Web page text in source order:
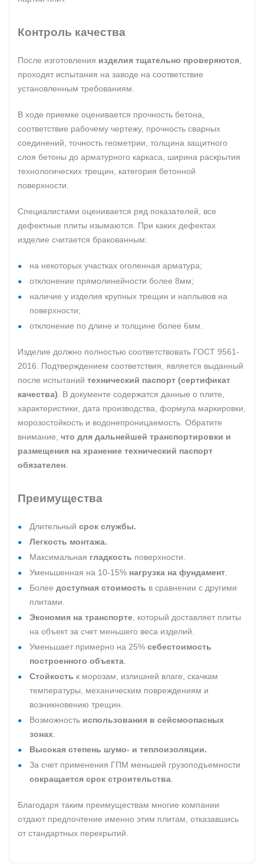
Контроль качества
После изготовления изделия тщательно проверяются
проходят испытания на заводе на соответствие
установленным требованиям.
В ходе приемке оценивается прочность бетона,
соответствие рабочему чертежу, прочность сварных
соединений, точность геометрии, толщина защитного
слоя бетоны до арматурного каркаса, ширина раскрытия
технологических трещин, категория бетонной
поверхности.
Специалистами оценивается ряд показателей, все
дефектные плиты изымаются. При каких дефектах
изделие считается бракованным:
на некоторых участках оголенная арматура;
отклонение прямолинейности более 8мм;
наличие у изделия крупных трещин и наплывов на
поверхности;
отклонение по длине и толщине более 6мм.
Изделие должно полностью соответствовать ГОСТ 9561-
2016. Подтверждением соответствия, является выданный
после испытаний технический паспорт (сертификат
качества) . В документе содержатся данные о плите,
характеристики, дата производства, формула маркировки,
морозостойкость и водонепроницаемость. Обратите
внимание, что для дальнейшей транспортировки и
размещения на хранение технический паспорт
обязателен
Преимущества
Длительный срок службы.
Легкость монтажа.
Максимальная гладкость поверхности.
Уменьшенная на 10-15% нагрузка на фундамент
Более доступная стоимость в сравнении с другими
плитами.
Экономия на транспорте , который доставляет плиты
на объект за счет меньшего веса изделий.
Уменьшает примерно на 25% себестоимость
построенного объекта
Стойкость к морозам, излишней влаге, скачкам
температуры, механическим повреждениям и
возникновению трещин.
Возможность использования в сейсмоопасных
зонах
Высокая степень шумо- и теплоизоляции.
За счет применения ГПМ меньшей грузоподъемности
сокращается срок строительства
Благодаря таким преимуществам многие компании
отдают предпочтение именно этим плитам, отказавшись
от стандартных перекрытий.